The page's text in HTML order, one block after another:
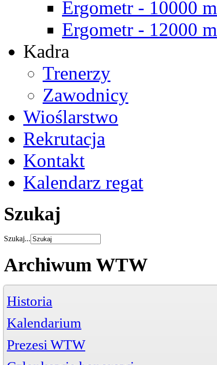
Ergometr - 10000 m
Ergometr - 12000 m
Kadra
Trenerzy
Zawodnicy
Wioślarstwo
Rekrutacja
Kontakt
Kalendarz regat
Szukaj
Szukaj...
Archiwum WTW
Historia
Kalendarium
Prezesi WTW